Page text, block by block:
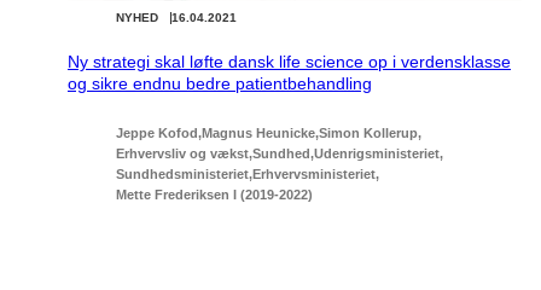
16.04.2021
NYHED
Ny strategi skal løfte dansk life science op i verdensklasse
og sikre endnu bedre patientbehandling
Jeppe Kofod Magnus Heunicke Simon Kollerup
Erhvervsliv og vækst Sundhed Udenrigsministeriet
Sundhedsministeriet Erhvervsministeriet
Mette Frederiksen I (2019-2022)